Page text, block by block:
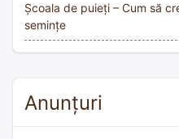
Școala de puieți – Cum să
semințe
Anunțuri